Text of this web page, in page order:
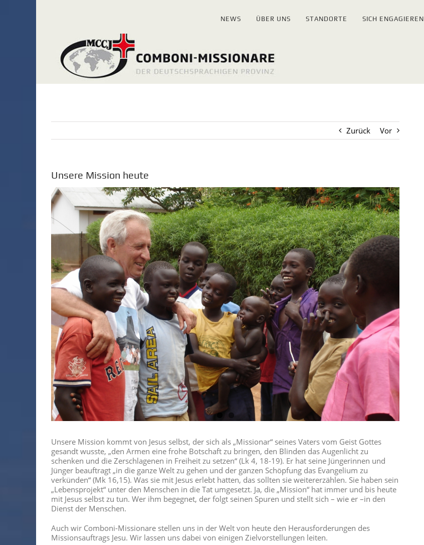
NEWS ÜBER UNS STANDORTE SICH ENGAGIEREN
Zurück Vor
Unsere Mission heute
Zeige
grösseres
Bild
Unsere Mission kommt von Jesus selbst, der sich als „Missionar“ seines Vaters vom Geist Gottes
gesandt wusste, „den Armen eine frohe Botschaft zu bringen, den Blinden das Augenlicht zu
schenken und die Zerschlagenen in Freiheit zu setzen“ (Lk 4, 18-19). Er hat seine Jüngerinnen und
Jünger beauftragt „in die ganze Welt zu gehen und der ganzen Schöpfung das Evangelium zu
verkünden“ (Mk 16,15). Was sie mit Jesus erlebt hatten, das sollten sie weitererzählen. Sie haben sein
„Lebensprojekt“ unter den Menschen in die Tat umgesetzt. Ja, die „Mission“ hat immer und bis heute
mit Jesus selbst zu tun. Wer ihm begegnet, der folgt seinen Spuren und stellt sich – wie er –in den
Dienst der Menschen.
Auch wir Comboni-Missionare stellen uns in der Welt von heute den Herausforderungen des
Missionsauftrags Jesu. Wir lassen uns dabei von einigen Zielvorstellungen leiten.